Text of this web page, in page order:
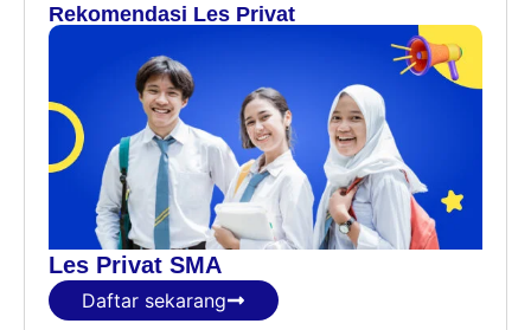
Rekomendasi Les Privat
Les Privat SMA
Daftar sekarang